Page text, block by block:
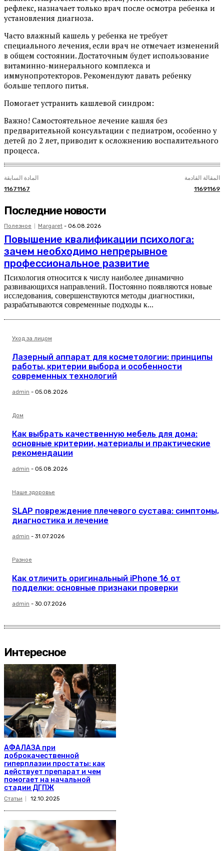
рефлекс, назначает только врач после осмотра ребенка и
установления диагноза.
Часто влажный кашель у ребенка не требует
специального лечения, если врач не отмечает изменений
в общем состоянии. Достаточным будет использование
витаминно-минерального комплекса и
иммунопротекторов. Рекомендуют давать ребенку
больше теплого питья.
Помогает устранить кашлевой синдром:
Важно! Самостоятельное лечение кашля без
предварительной консультации с педиатром, особенно у
детей до 2 лет, приводит к осложнению воспалительного
процесса.
المادة السابقة
11671167
المقالة القادمة
11691169
Последние новости
Полезное Margaret - 06.08.2026
Повышение квалификации психолога:
зачем необходимо непрерывное
профессиональное развитие
Психология относится к числу наиболее динамично
развивающихся направлений. Постоянно появляются новые
исследования, совершенствуются методы диагностики,
разрабатываются современные подходы к...
Уход за лицом
Лазерный аппарат для косметологии: принципы
работы, критерии выбора и особенности
современных технологий
admin - 05.08.2026
Дом
Как выбрать качественную мебель для дома:
основные критерии, материалы и практические
рекомендации
admin - 05.08.2026
Наше здоровье
SLAP повреждение плечевого сустава: симптомы,
диагностика и лечение
admin - 31.07.2026
Разное
Как отличить оригинальный iPhone 16 от
подделки: основные признаки проверки
admin - 30.07.2026
Интересное
АФАЛАЗА при
доброкачественной
гиперплазии простаты: как
действует препарат и чем
помогает на начальной
стадии ДГПЖ
Статьи 12.10.2025